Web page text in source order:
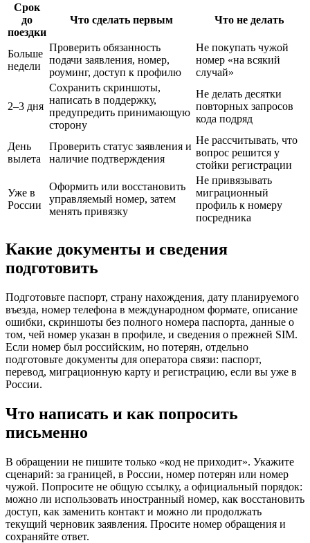
Срок
до
поездки
Что сделать первым Что не делать
Больше
недели
Проверить обязанность
подачи заявления, номер,
роуминг, доступ к профилю
Не покупать чужой
номер «на всякий
случай»
2–3 дня
Сохранить скриншоты,
написать в поддержку,
предупредить принимающую
сторону
Не делать десятки
повторных запросов
кода подряд
День
вылета
Проверить статус заявления и
наличие подтверждения
Не рассчитывать, что
вопрос решится у
стойки регистрации
Уже в
России
Оформить или восстановить
управляемый номер, затем
менять привязку
Не привязывать
миграционный
профиль к номеру
посредника
Какие документы и сведения
подготовить
Подготовьте паспорт, страну нахождения, дату планируемого
въезда, номер телефона в международном формате, описание
ошибки, скриншоты без полного номера паспорта, данные о
том, чей номер указан в профиле, и сведения о прежней SIM.
Если номер был российским, но потерян, отдельно
подготовьте документы для оператора связи: паспорт,
перевод, миграционную карту и регистрацию, если вы уже в
России.
Что написать и как попросить
письменно
В обращении не пишите только «код не приходит». Укажите
сценарий: за границей, в России, номер потерян или номер
чужой. Попросите не общую ссылку, а официальный порядок:
можно ли использовать иностранный номер, как восстановить
доступ, как заменить контакт и можно ли продолжать
текущий черновик заявления. Просите номер обращения и
сохраняйте ответ.